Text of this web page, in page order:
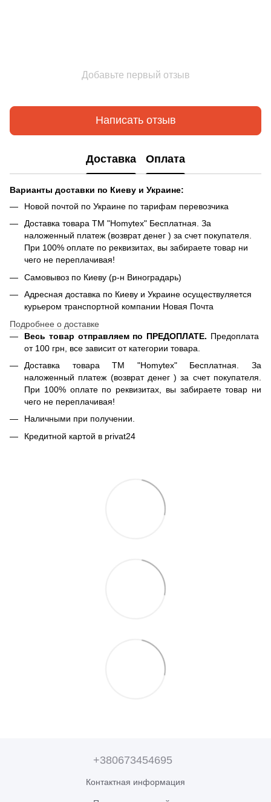
Добавьте первый отзыв
Написать отзыв
Доставка Оплата
Варианты доставки по Киеву и Украине:
Новой почтой по Украине по тарифам перевозчика
Доставка товара ТМ "Homytex" Бесплатная. За
наложенный платеж (возврат денег ) за счет покупателя.
При 100% оплате по реквизитах, вы забираете товар ни
чего не переплачивая!
Самовывоз по Киеву (р-н Виноградарь)
Адресная доставка по Киеву и Украине осуществуляется
курьером транспортной компании Новая Почта
Подробнее о доставке
Весь товар отправляем по ПРЕДОПЛАТЕ. Предоплата
от 100 грн, все зависит от категории товара.
Доставка товара ТМ "Homytex" Бесплатная. За
наложенный платеж (возврат денег ) за счет покупателя.
При 100% оплате по реквизитах, вы забираете товар ни
чего не переплачивая!
Наличными при получении.
Кредитной картой в privat24
+380673454695
Контактная информация